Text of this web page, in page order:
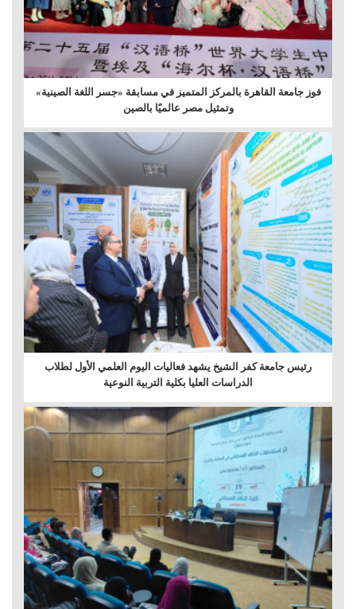
فوز جامعة القاهرة بالمركز المتميز في مسابقة «جسر اللغة الصينية»
وتمثيل مصر عالميًا بالصين
رئيس جامعة كفر الشيخ يشهد فعاليات اليوم العلمي الأول لطلاب
الدراسات العليا بكلية التربية النوعية